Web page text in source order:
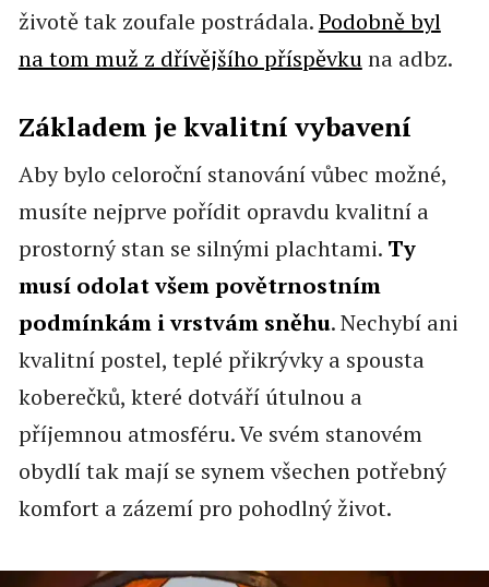
životě tak zoufale postrádala.Podobně byl
na tom muž z dřívějšího příspěvkuna adbz.
Základem je kvalitní vybavení
Aby bylo celoroční stanování vůbec možné,
musíte nejprve pořídit opravdu kvalitní a
prostorný stan se silnými plachtami. Ty
musí odolat všem povětrnostním
podmínkám i vrstvám sněhu. Nechybí ani
kvalitní postel, teplé přikrývky a spousta
koberečků, které dotváří útulnou a
příjemnou atmosféru. Ve svém stanovém
obydlí tak mají se synem všechen potřebný
komfort a zázemí pro pohodlný život.